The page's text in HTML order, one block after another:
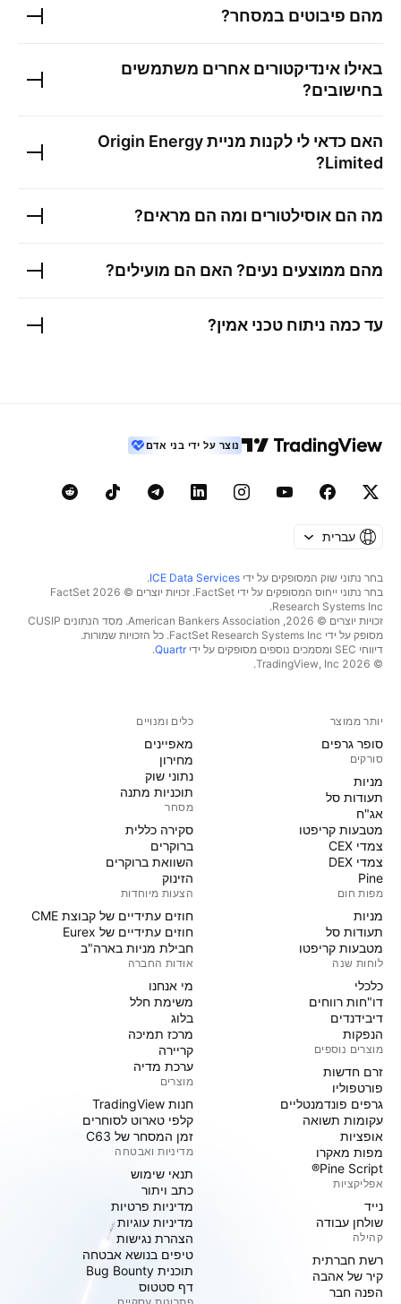
מהם פיבוטים במסחר?
באילו אינדיקטורים אחרים משתמשים
בחישובים?
האם כדאי לי לקנות מנייתOrigin Energy
Limited
?
מה הם אוסילטורים ומה הם מראים?
מהם ממוצעים נעים? האם הם מועילים?
עד כמה ניתוח טכני אמין?
נוצר על ידי בני אדם
עברית
בחר נתוני שוק המסופקים על ידי ICE Data Services
.
בחר נתוני ייחוס המסופקים על ידי FactSet. זכויות יוצרים © 2026 ‏FactSet
Research Systems Inc.‏
זכויות יוצרים © 2026, ‏American Bankers Association. מסד הנתונים CUSIP
מסופק על ידי FactSet Research Systems Inc. כל הזכויות שמורות.
דיווחי SEC ומסמכים נוספים מסופקים על ידי
Quartr
.
© 2026 ‏TradingView, Inc.‏
יותר ממוצר
סופר גרפים
סורקים
מניות‏
תעודות סל
אג"ח
מטבעות קריפטו
צמדי CEX
צמדי DEX
Pine
מפות חום
מניות‏
תעודות סל
מטבעות קריפטו
לוחות שנה
כלכלי
דו"חות רווחים
דיבידנדים
הנפקות
מוצרים נוספים
זרם חדשות
פורטפוליו
גרפים פונדמנטליים
עקומות תשואה
אופציות
מפות מאקרו
Pine Script®
אפליקציות
נייד
שולחן עבודה
קהילה
רשת חברתית
קיר של אהבה
הפנה חבר
כלים ומנויים
מאפיינים
מחירון
נתוני שוק
תוכניות מתנה
מסחר
סקירה כללית
ברוקרים
השוואת ברוקרים
הזינוק
הצעות מיוחדות
חוזים עתידיים של קבוצת CME
חוזים עתידיים של Eurex
חבילת מניות בארה"ב
אודות החברה
מי אנחנו
משימת חלל
בלוג
מרכז תמיכה
קריירה
ערכת מדיה
מוצרים
חנות TradingView
קלפי טארוט לסוחרים
זמן המסחר של C63
מדיניות ואבטחה
תנאי שימוש
כתב ויתור
מדיניות פרטיות
מדיניות עוגיות
הצהרת נגישות
טיפים בנושא אבטחה
תוכנית Bug Bounty
דף סטטוס